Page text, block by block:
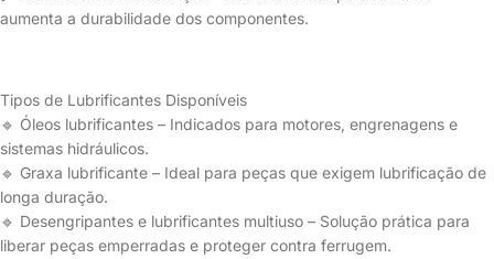
aumenta a durabilidade dos componentes.
Tipos de Lubrificantes Disponíveis
🔹 Óleos lubrificantes – Indicados para motores, engrenagens e
sistemas hidráulicos.
🔹 Graxa lubrificante – Ideal para peças que exigem lubrificação de
longa duração.
🔹 Desengripantes e lubrificantes multiuso – Solução prática para
liberar peças emperradas e proteger contra ferrugem.